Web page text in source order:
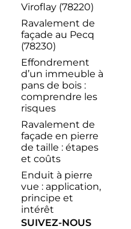
Viroflay (78220)
Ravalement de
façade au Pecq
(78230)
Effondrement
d’un immeuble à
pans de bois :
comprendre les
risques
Ravalement de
façade en pierre
de taille : étapes
et coûts
Enduit à pierre
vue : application,
principe et
intérêt
SUIVEZ-NOUS